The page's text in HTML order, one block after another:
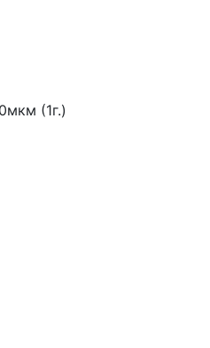
(1г.)